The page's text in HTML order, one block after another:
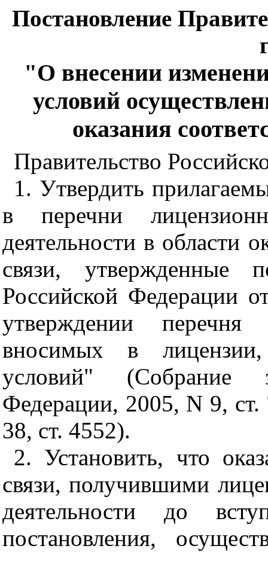
Постановление
"О внесении
условий
оказания
Правительство
1. Утвердить
в перечни
деятельности в области
связи, утвержденные
Российской Федерации
утверждении перечня
вносимых в
условий" (Собрание
Федерации, 2005, N 9,
38, ст. 4552).
2. Установить, что
связи, получившими
деятельности до
постановления,